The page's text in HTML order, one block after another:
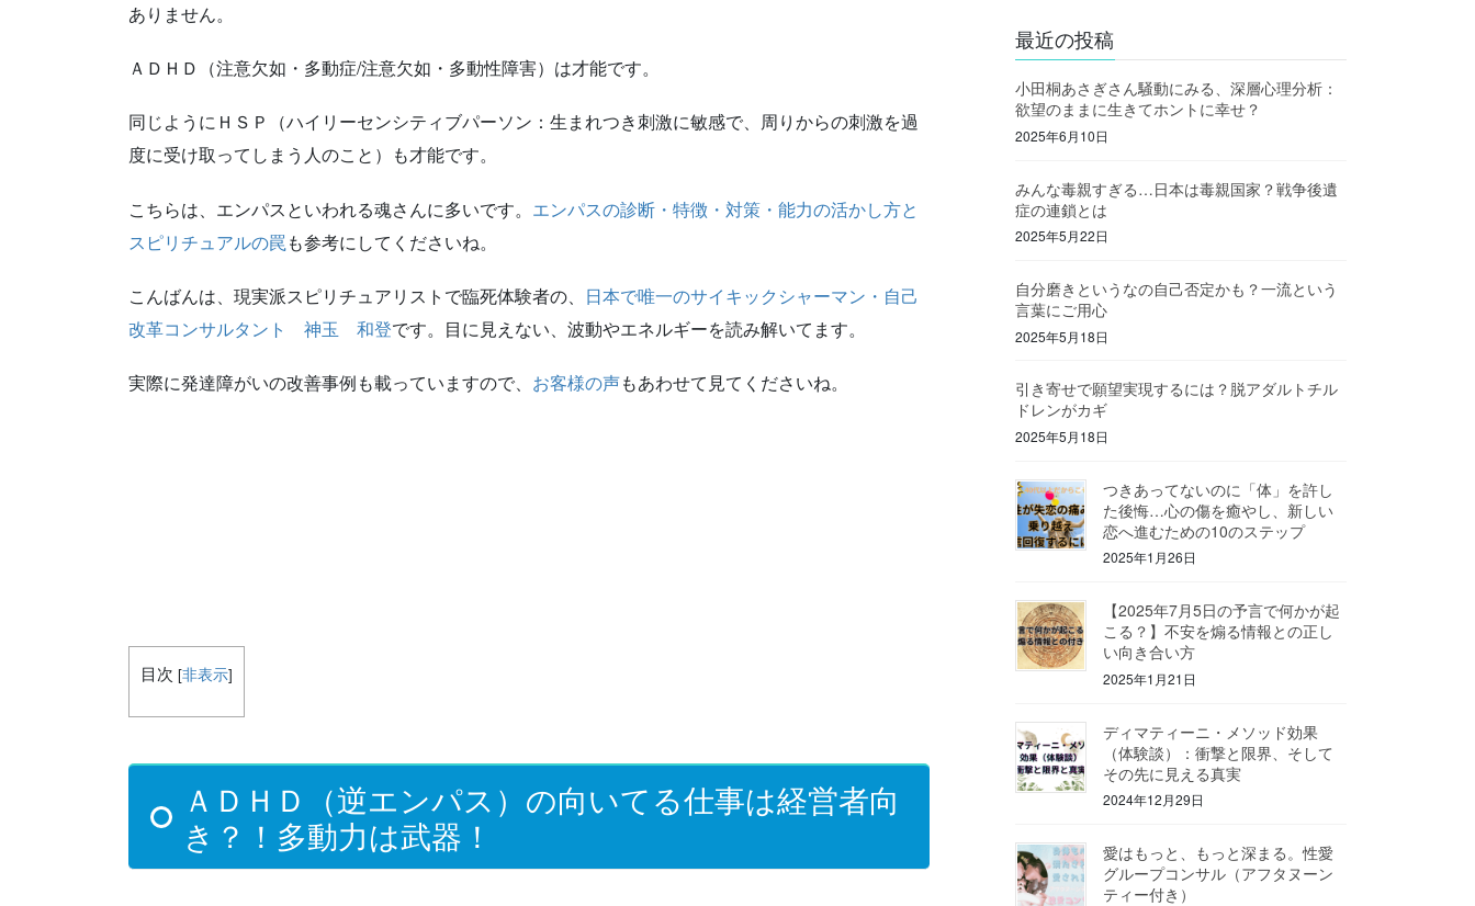
ありません。
ＡＤＨＤ（注意欠如・多動症/注意欠如・多動性障害）は才能です。
同じようにＨＳＰ（ハイリーセンシティブパーソン：生まれつき刺激に敏感で、周りからの刺激を過
度に受け取ってしまう人のこと）も才能です。
こちらは、エンパスといわれる魂さんに多いです。 エンパスの診断・特徴・対策・能力の活かし方と
スピリチュアルの罠も参考にしてくださいね。
こんばんは、現実派スピリチュアリストで臨死体験者の、 日本で唯一のサイキックシャーマン・自己
改革コンサルタント 神玉 和登です。目に見えない、波動やエネルギーを読み解いてます。
実際に発達障がいの改善事例も載っていますので、 お客様の声もあわせて見てくださいね。
目次 [非表示]
ＡＤＨＤ（逆エンパス）の向いてる仕事は経営者向
き？！多動力は武器！
最近の投稿
小田桐あさぎさん騒動にみる、深層心理分析：
欲望のままに生きてホントに幸せ？
2025年6月10日
みんな毒親すぎる…日本は毒親国家？戦争後遺
症の連鎖とは
2025年5月22日
自分磨きというなの自己否定かも？一流という
言葉にご用心
2025年5月18日
引き寄せで願望実現するには？脱アダルトチル
ドレンがカギ
2025年5月18日
つきあってないのに「体」を許し
た後悔…心の傷を癒やし、新しい
恋へ進むための10のステップ
2025年1月26日
【2025年7月5日の予言で何かが起
こる？】不安を煽る情報との正し
い向き合い方
2025年1月21日
ディマティーニ・メソッド効果
（体験談）：衝撃と限界、そして
その先に見える真実
2024年12月29日
愛はもっと、もっと深まる。性愛
グループコンサル（アフタヌーン
ティー付き）